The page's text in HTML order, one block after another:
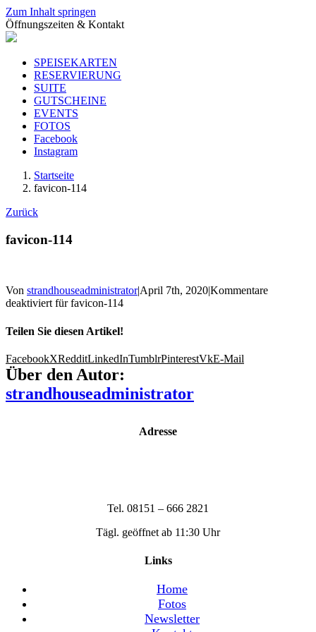
Zum Inhalt springen
Öffnungszeiten & Kontakt
SPEISEKARTEN
RESERVIERUNG
SUITE
GUTSCHEINE
EVENTS
FOTOS
Facebook
Instagram
Startseite
favicon-114
Zurück
favicon-114
Von strandhouseadministrator|April 7th, 2020|Kommentare
deaktiviertfür favicon-114
Teilen Sie diesen Artikel!
FacebookXRedditLinkedInTumblrPinterestVkE-Mail
Über den Autor:
strandhouseadministrator
Adresse
Tel. 08151 – 666 2821
Tägl. geöffnet ab 11:30 Uhr
Links
Home
Fotos
Newsletter